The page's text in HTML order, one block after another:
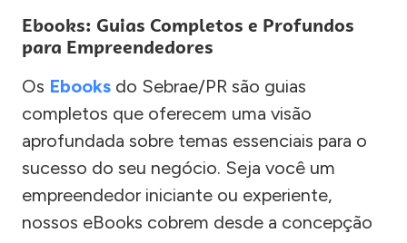
Ebooks: Guias Completos e Profundos
para Empreendedores
Os Ebooks do Sebrae/PR são guias
completos que oferecem uma visão
aprofundada sobre temas essenciais para o
sucesso do seu negócio. Seja você um
empreendedor iniciante ou experiente,
nossos eBooks cobrem desde a concepção